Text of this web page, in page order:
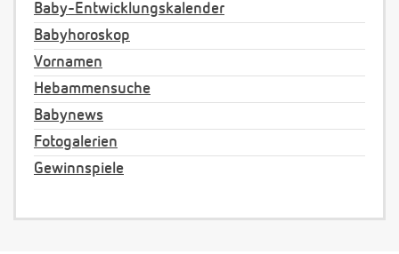
Baby-Entwicklungskalender
Babyhoroskop
Vornamen
Hebammensuche
Babynews
Fotogalerien
Gewinnspiele